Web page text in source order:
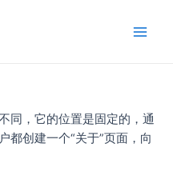
同，它的位置是固定的，通
都创建一个“关于”页面，向